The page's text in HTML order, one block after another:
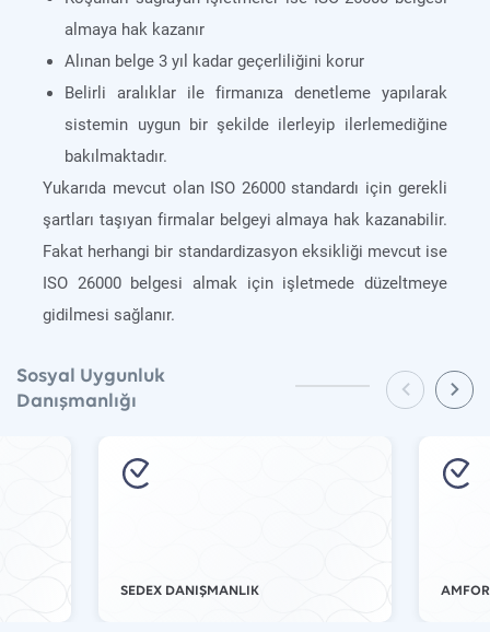
almaya hak kazanır
Alınan belge 3 yıl kadar geçerliliğini korur
Belirli aralıklar ile firmanıza denetleme yapılarak
sistemin uygun bir şekilde ilerleyip ilerlemediğine
bakılmaktadır.
Yukarıda mevcut olan ISO 26000 standardı için gerekli
şartları taşıyan firmalar belgeyi almaya hak kazanabilir.
Fakat herhangi bir standardizasyon eksikliği mevcut ise
ISO 26000 belgesi almak için işletmede düzeltmeye
gidilmesi sağlanır.
Sosyal Uygunluk
Danışmanlığı
SEDEX DANIŞMANLIK